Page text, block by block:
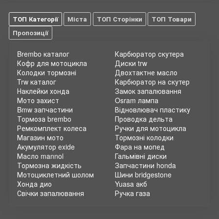
ТОП Категорії Міста ТОП Сторінки
ТОП Товари
Пропозиції
Brembo каталог
Кофр для мотоцикла
Колодки тормозні
Trw каталог
Наклейки хонда
Мото захист
Bmw запчастини
Тормоза brembo
Карбюратор скутера
Диски trw
Двохтактне масло
Карбюратор на скутер
Замок запалювання
Osram лампа
Відновлювач пластику
Проводка дельта
Ремкомплект колеса
Магазин мото
Акумулятор exide
Масло mannol
Тормозна жидкість
Мотоциклетний шолом
Хонда дио
Свічки запалювання
Ручки для мотоцикла
Тормозні колодки
Фара на мопед
Гальмівні диски
Запчастини honda
Шини bridgestone
Yuasa акб
Ручка газа